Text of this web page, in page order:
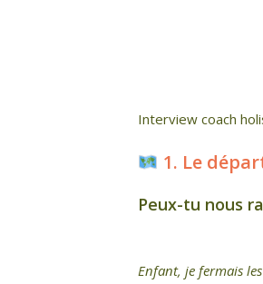
Interview coach
1. Le
Peux-tu nous
Enfant, je fermais